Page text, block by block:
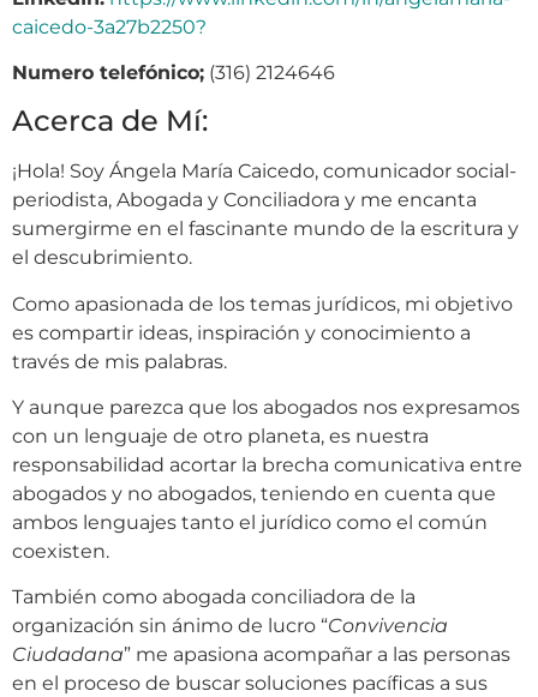
caicedo-3a27b2250?
Numero telefónico; (316) 2124646
Acerca de Mí:
¡Hola! Soy Ángela María Caicedo, comunicador social-
periodista, Abogada y Conciliadora y me encanta
sumergirme en el fascinante mundo de la escritura y
el descubrimiento.
Como apasionada de los temas jurídicos, mi objetivo
es compartir ideas, inspiración y conocimiento a
través de mis palabras.
Y aunque parezca que los abogados nos expresamos
con un lenguaje de otro planeta, es nuestra
responsabilidad acortar la brecha comunicativa entre
abogados y no abogados, teniendo en cuenta que
ambos lenguajes tanto el jurídico como el común
coexisten.
También como abogada conciliadora de la
organización sin ánimo de lucro “Convivencia
Ciudadana” me apasiona acompañar a las personas
en el proceso de buscar soluciones pacíficas a sus